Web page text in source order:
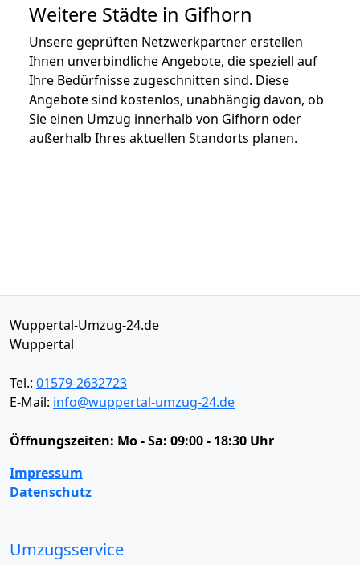
Weitere Städte in Gifhorn
Unsere geprüften Netzwerkpartner erstellen
Ihnen unverbindliche Angebote, die speziell auf
Ihre Bedürfnisse zugeschnitten sind. Diese
Angebote sind kostenlos, unabhängig davon, ob
Sie einen Umzug innerhalb von Gifhorn oder
außerhalb Ihres aktuellen Standorts planen.
Wuppertal-Umzug-24.de
Wuppertal
Tel.: 01579-2632723
E-Mail: info@wuppertal-umzug-24.de
Öffnungszeiten: Mo - Sa: 09:00 - 18:30 Uhr
Impressum
Datenschutz
Umzugsservice